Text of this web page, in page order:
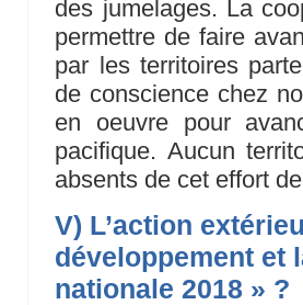
des jumelages. La
permettre de faire
par les territoires
de conscience chez
en oeuvre pour
pacifique. Aucun
absents de cet effort
V) L’action
développement et
nationale 2018 » ?